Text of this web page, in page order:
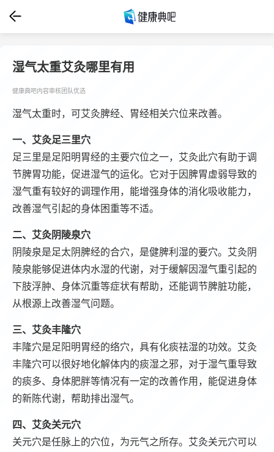
湿气太重艾灸哪里有用
健康典吧内容审核团队优选
湿气太重时，可艾灸脾经、胃经相关穴位来改善。
一、艾灸足三里穴
足三里是足阳明胃经的主要穴位之一，艾灸此穴有助于调
节脾胃功能，促进湿气的运化。它对于因脾胃虚弱导致的
湿气重有较好的调理作用，能增强身体的消化吸收能力，
改善湿气引起的身体困重等不适。
二、艾灸阴陵泉穴
阴陵泉是足太阴脾经的合穴，是健脾利湿的要穴。艾灸阴
陵泉能够促进体内水湿的代谢，对于缓解因湿气重引起的
下肢浮肿、身体沉重等症状有帮助，还能调节脾脏功能，
从根源上改善湿气问题。
三、艾灸丰隆穴
丰隆穴是足阳明胃经的络穴，具有化痰祛湿的功效。艾灸
丰隆穴可以很好地化解体内的痰湿之邪，对于湿气重导致
的痰多、身体肥胖等情况有一定的改善作用，能促进身体
的新陈代谢，帮助排出湿气。
四、艾灸关元穴
关元穴是任脉上的穴位，为元气之所存。艾灸关元穴可以